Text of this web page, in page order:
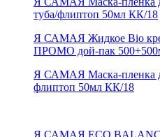
туба/флиптоп 50мл КК/18
Я САМАЯ Жидкое Bio
ПРОМО дой-пак
Я САМАЯ Маска-пленка
флиптоп 50мл КК/18
Я САМАЯ ECO